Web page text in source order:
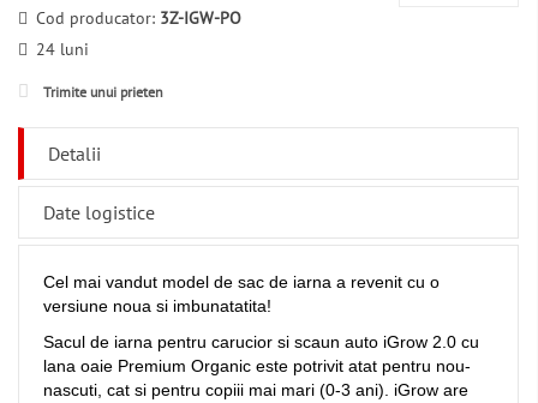
Cod producator: 3Z-IGW-PO
24 luni
Trimite unui prieten
Detalii
Date logistice
Cel mai vandut model de sac de iarna a revenit cu o
versiune noua si imbunatatita!
Sacul de iarna pentru carucior si scaun auto iGrow 2.0 cu
lana oaie Premium Organic este potrivit atat pentru nou-
nascuti, cat si pentru copiii mai mari (0-3 ani). iGrow are